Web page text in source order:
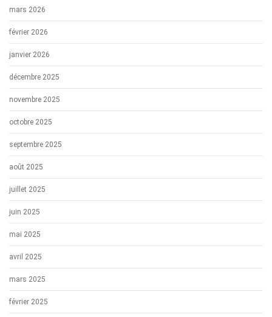
mars 2026
février 2026
janvier 2026
décembre 2025
novembre 2025
octobre 2025
septembre 2025
août 2025
juillet 2025
juin 2025
mai 2025
avril 2025
mars 2025
février 2025